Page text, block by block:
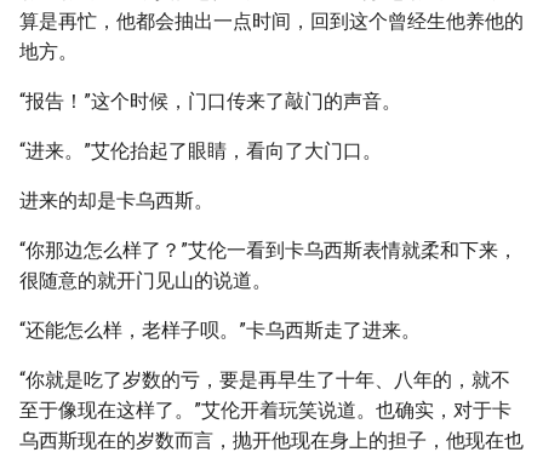
算是再忙，他都会抽出一点时间，回到这个曾经生他养他的
地方。
“报告！”这个时候，门口传来了敲门的声音。
“进来。”艾伦抬起了眼睛，看向了大门口。
进来的却是卡乌西斯。
“你那边怎么样了？”艾伦一看到卡乌西斯表情就柔和下来，
很随意的就开门见山的说道。
“还能怎么样，老样子呗。”卡乌西斯走了进来。
“你就是吃了岁数的亏，要是再早生了十年、八年的，就不
至于像现在这样了。”艾伦开着玩笑说道。也确实，对于卡
乌西斯现在的岁数而言，抛开他现在身上的担子，他现在也